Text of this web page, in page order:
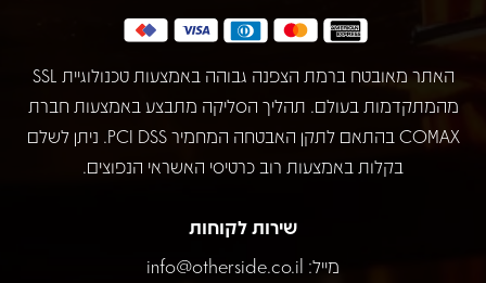
האתר מאובטח ברמת הצפנה גבוהה באמצעות טכנולוגיית SSL
מהמתקדמות בעולם. תהליך הסליקה מתבצע באמצעות חברת
COMAX בהתאם לתקן האבטחה המחמיר PCI DSS. ניתן לשלם
בקלות באמצעות רוב כרטיסי האשראי הנפוצים.
שירות לקוחות
מייל: info@otherside.co.il